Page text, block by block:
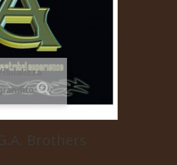
Brothers